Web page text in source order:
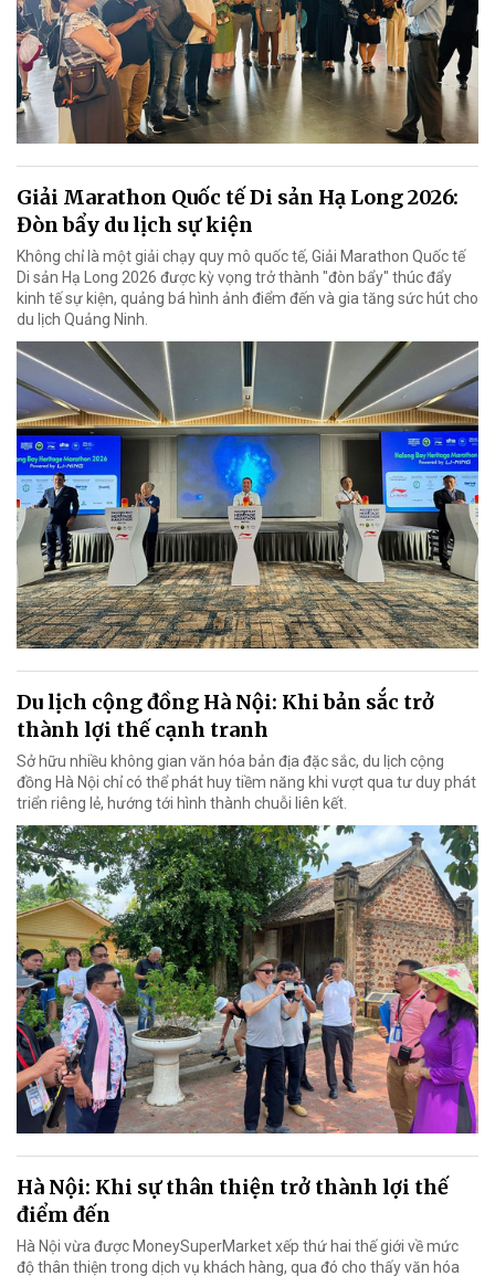
Giải Marathon Quốc tế Di sản Hạ Long 2026:
Đòn bẩy du lịch sự kiện
Không chỉ là một giải chạy quy mô quốc tế, Giải Marathon Quốc tế
Di sản Hạ Long 2026 được kỳ vọng trở thành "đòn bẩy" thúc đẩy
kinh tế sự kiện, quảng bá hình ảnh điểm đến và gia tăng sức hút cho
du lịch Quảng Ninh.
Du lịch cộng đồng Hà Nội: Khi bản sắc trở
thành lợi thế cạnh tranh
Sở hữu nhiều không gian văn hóa bản địa đặc sắc, du lịch cộng
đồng Hà Nội chỉ có thể phát huy tiềm năng khi vượt qua tư duy phát
triển riêng lẻ, hướng tới hình thành chuỗi liên kết.
Hà Nội: Khi sự thân thiện trở thành lợi thế
điểm đến
Hà Nội vừa được MoneySuperMarket xếp thứ hai thế giới về mức
độ thân thiện trong dịch vụ khách hàng, qua đó cho thấy văn hóa